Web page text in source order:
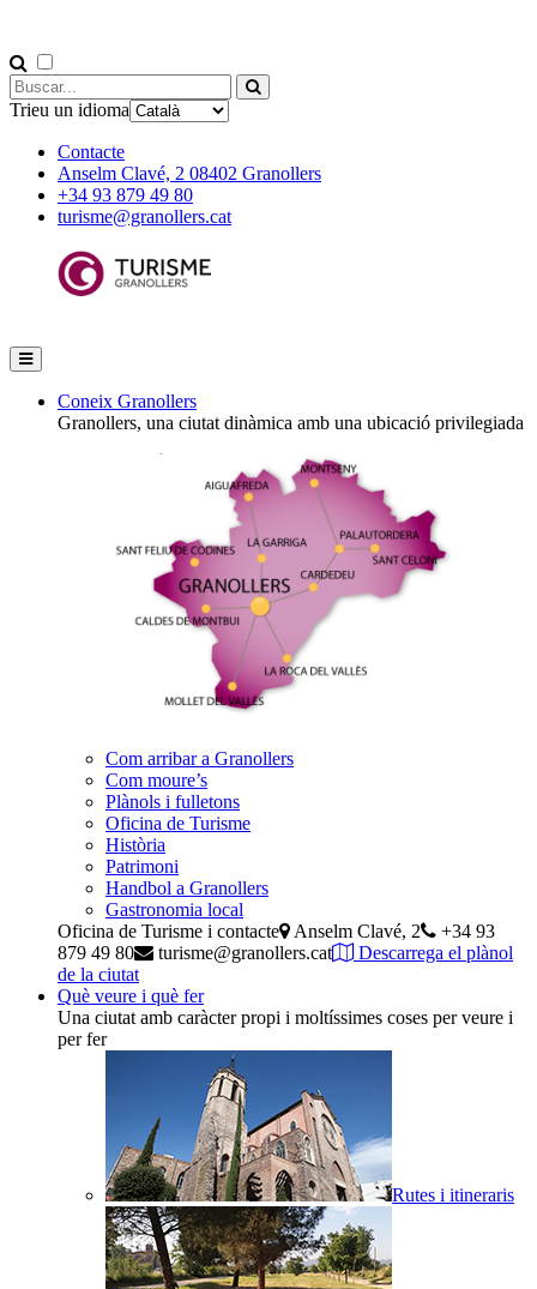
Trieu un idioma
Contacte
Anselm Clavé, 2 08402 Granollers
+34 93 879 49 80
turisme@granollers.cat
Coneix Granollers
Granollers, una ciutat dinàmica amb una ubicació privilegiada
Com arribar a Granollers
Com moure’s
Plànols i fulletons
Oficina de Turisme
Història
Patrimoni
Handbol a Granollers
Gastronomia local
Oficina de Turisme i contacte
Anselm Clavé, 2
+34 93
879 49 80
turisme@granollers.cat
Descarrega el plànol
de la ciutat
Què veure i què fer
Una ciutat amb caràcter propi i moltíssimes coses per veure i
per fer
Rutes i itineraris